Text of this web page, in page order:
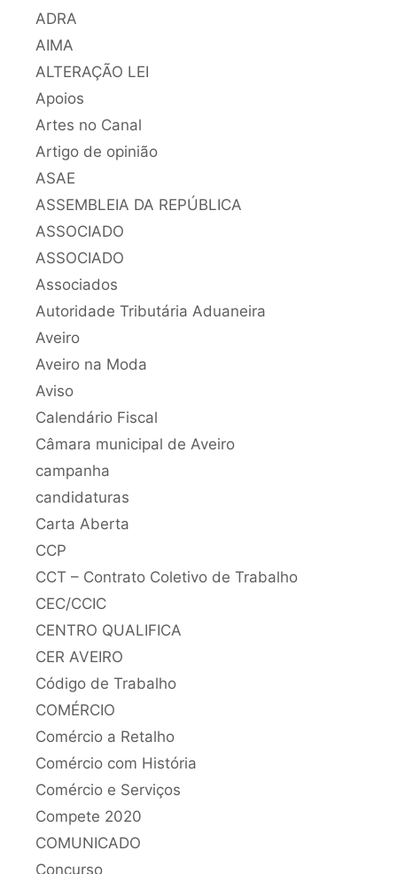
ADRA
AIMA
ALTERAÇÃO LEI
Apoios
Artes no Canal
Artigo de opinião
ASAE
ASSEMBLEIA DA REPÚBLICA
ASSOCIADO
ASSOCIADO
Associados
Autoridade Tributária Aduaneira
Aveiro
Aveiro na Moda
Aviso
Calendário Fiscal
Câmara municipal de Aveiro
campanha
candidaturas
Carta Aberta
CCP
CCT – Contrato Coletivo de Trabalho
CEC/CCIC
CENTRO QUALIFICA
CER AVEIRO
Código de Trabalho
COMÉRCIO
Comércio a Retalho
Comércio com História
Comércio e Serviços
Compete 2020
COMUNICADO
Concurso